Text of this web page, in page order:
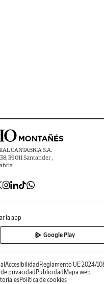
CANTABRIA S.A.
39011 Santander ,
la app
Google Play
AccesibilidadReglamento UE 2024/
privacidadPublicidadMapa web
Política de cookies